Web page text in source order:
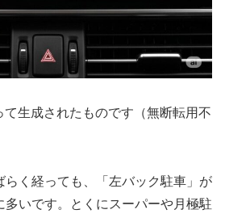
生成されたものです（無断転用不
らく経っても、「左バック駐車」が
多いです。とくにスーパーや月極駐